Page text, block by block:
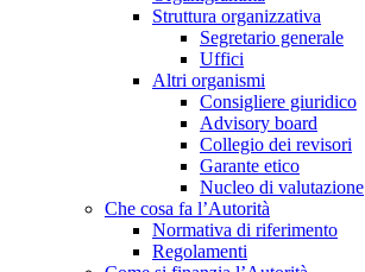
Struttura organizzativa
Segretario generale
Uffici
Altri organismi
Consigliere giuridico
Advisory board
Collegio dei revisori
Garante etico
Nucleo di valutazione
Che cosa fa l’Autorità
Normativa di riferimento
Regolamenti